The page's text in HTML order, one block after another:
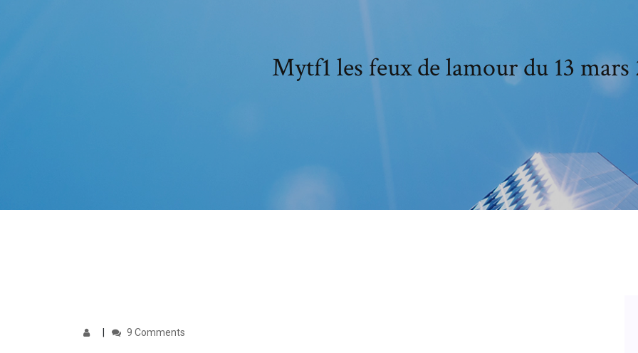
Mytf1 les feux de lamour du 13 mars
9 Comments